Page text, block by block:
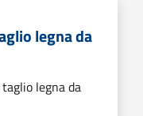
legna da
legna da